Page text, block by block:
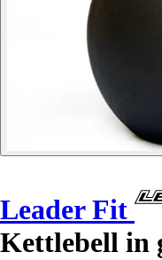
Leader Fit
Kettlebell in